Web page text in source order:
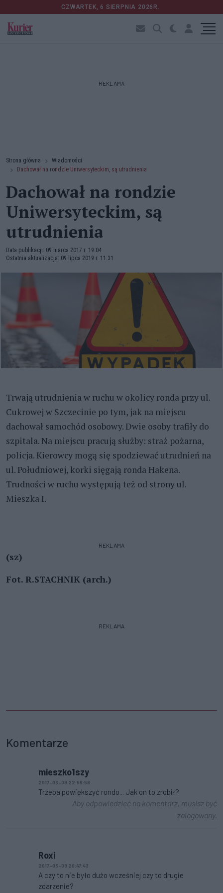
CZWARTEK, 6 SIERPNIA 2026R.
REKLAMA
Strona główna
Wiadomości
Dachował na rondzie Uniwersyteckim, są utrudnienia
Dachował na rondzie
Uniwersyteckim, są
utrudnienia
Data publikacji: 09 marca 2017 r. 19:04
Ostatnia aktualizacja: 09 lipca 2019 r. 11:31
Trwają utrudnienia w ruchu w okolicy ronda przy ul.
Cukrowej w Szczecinie po tym, jak na miejscu
dachował samochód osobowy. Dwie osoby trafiły do
szpitala. Na miejscu pracują służby: straż pożarna,
policja. Kierowcy mogą się spodziewać utrudnień na
ul. Południowej, korki sięgają ronda Hakena.
Trudności w ruchu występują też od strony ul.
Mieszka I.
REKLAMA
(sz)
Fot. R.STACHNIK (arch.)
REKLAMA
Komentarze
mieszko1szy
2017-03-09 22:56:58
Trzeba powiększyć rondo... Jak on to zrobił?
Aby odpowiedzieć na komentarz, musisz być
zalogowany.
Roxi
2017-03-09 20:47:43
A czy to nie było dużo wcześniej czy to drugie
zdarzenie?